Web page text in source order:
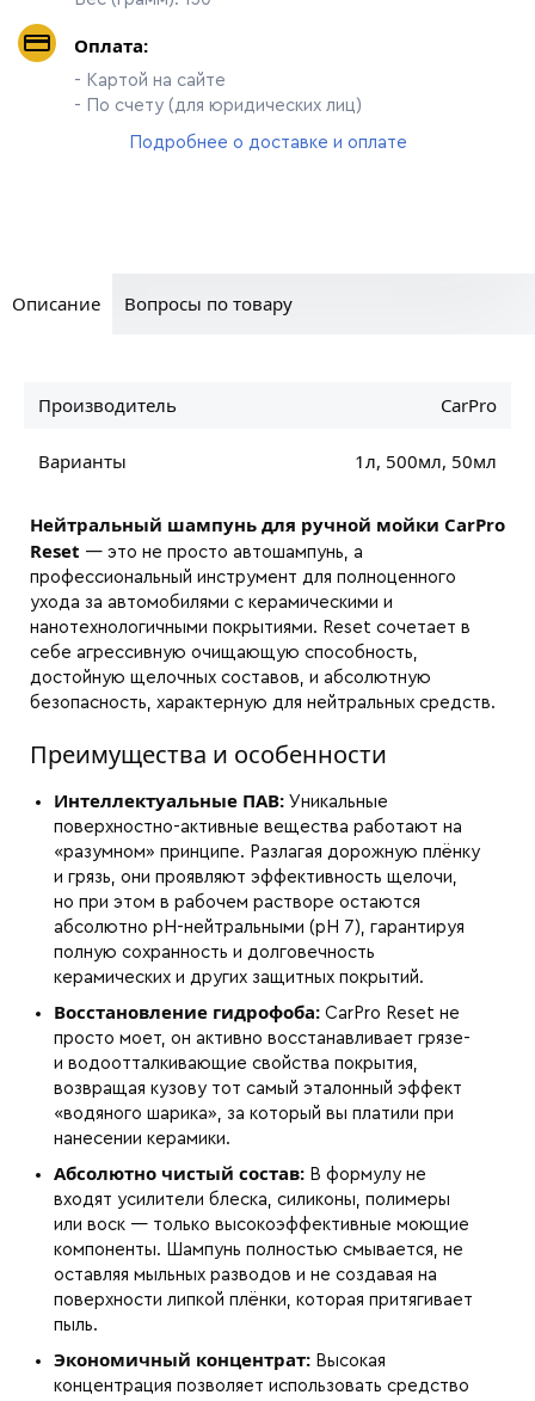
Оплата:
- Картой на сайте
- По счету (для юридических лиц)
Подробнее о доставке и оплате
Описание Вопросы по товару
Производитель CarPro
Варианты 1л, 500мл, 50мл
Нейтральный шампунь для ручной мойки CarPro
Reset — это не просто автошампунь, а
профессиональный инструмент для полноценного
ухода за автомобилями с керамическими и
нанотехнологичными покрытиями. Reset сочетает в
себе агрессивную очищающую способность,
достойную щелочных составов, и абсолютную
безопасность, характерную для нейтральных средств.
Преимущества и особенности
Интеллектуальные ПАВ: Уникальные
поверхностно-активные вещества работают на
«разумном» принципе. Разлагая дорожную плёнку
и грязь, они проявляют эффективность щелочи,
но при этом в рабочем растворе остаются
абсолютно pH-нейтральными (pH 7), гарантируя
полную сохранность и долговечность
керамических и других защитных покрытий.
Восстановление гидрофоба: CarPro Reset не
просто моет, он активно восстанавливает грязе-
и водоотталкивающие свойства покрытия,
возвращая кузову тот самый эталонный эффект
«водяного шарика», за который вы платили при
нанесении керамики.
Абсолютно чистый состав: В формулу не
входят усилители блеска, силиконы, полимеры
или воск — только высокоэффективные моющие
компоненты. Шампунь полностью смывается, не
оставляя мыльных разводов и не создавая на
поверхности липкой плёнки, которая притягивает
пыль.
Экономичный концентрат: Высокая
концентрация позволяет использовать средство